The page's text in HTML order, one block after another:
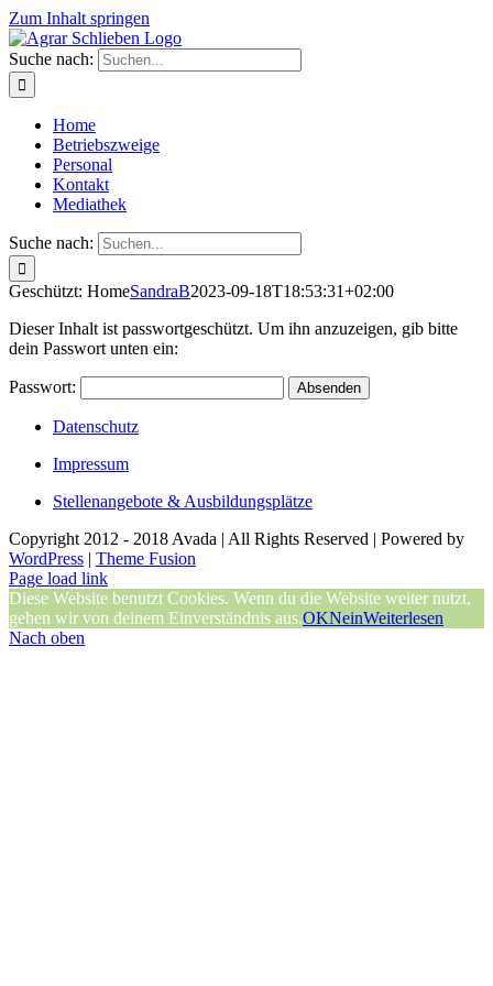
Zum Inhalt springen
Suche nach:
Home
Betriebszweige
Personal
Kontakt
Mediathek
Suche nach:
Geschützt: HomeSandraB2023-09-18T18:53:31+02:00
Dieser Inhalt ist passwortgeschützt. Um ihn anzuzeigen, gib bitte
dein Passwort unten ein:
Passwort:
Datenschutz
Impressum
Stellenangebote & Ausbildungsplätze
Copyright 2012 - 2018 Avada | All Rights Reserved | Powered by
WordPress | Theme Fusion
Page load link
Diese Website benutzt Cookies. Wenn du die Website weiter nutzt,
gehen wir von deinem Einverständnis aus.OKNeinWeiterlesen
Nach oben